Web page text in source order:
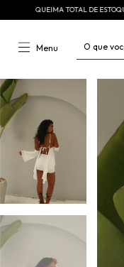
QUEIMA TOTAL DE ESTOQUE
Menu